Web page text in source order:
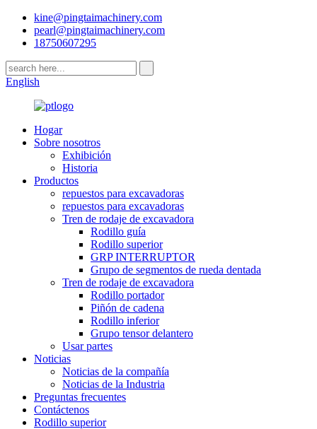
kine@pingtaimachinery.com
pearl@pingtaimachinery.com
18750607295
English
Hogar
Sobre nosotros
Exhibición
Historia
Productos
repuestos para excavadoras
repuestos para excavadoras
Tren de rodaje de excavadora
Rodillo guía
Rodillo superior
GRP INTERRUPTOR
Grupo de segmentos de rueda dentada
Tren de rodaje de excavadora
Rodillo portador
Piñón de cadena
Rodillo inferior
Grupo tensor delantero
Usar partes
Noticias
Noticias de la compañía
Noticias de la Industria
Preguntas frecuentes
Contáctenos
Rodillo superior